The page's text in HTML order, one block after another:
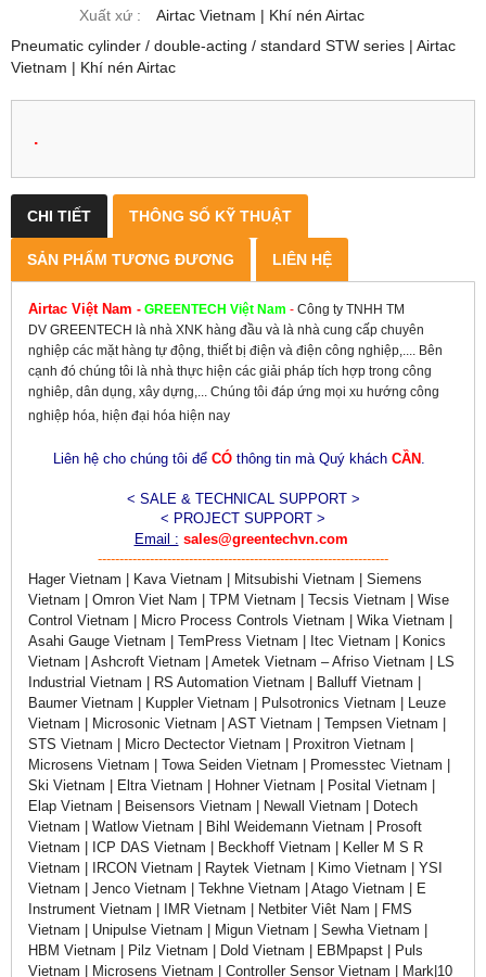
Xuất xứ :
Airtac Vietnam | Khí nén Airtac
Pneumatic cylinder / double-acting / standard STW series | Airtac
Vietnam | Khí nén Airtac
.
CHI TIẾT THÔNG SỐ KỸ THUẬT
SẢN PHẨM TƯƠNG ĐƯƠNG LIÊN HỆ
Airtac Việt Nam - GREENTECH Việt Nam - Công ty TNHH TM
DV GREENTECH là nhà XNK hàng đầu và là nhà cung cấp chuyên
nghiệp các mặt hàng tự động, thiết bị điện và điện công nghiệp,.... Bên
cạnh đó chúng tôi là nhà thực hiện các giải pháp tích hợp trong công
nghiêp, dân dụng, xây dựng,... Chúng tôi đáp ứng mọi xu hướng công
nghiệp hóa, hiện đại hóa hiện nay
Liên hệ cho chúng tôi để CÓthông tin mà Quý khách CẦN .
< SALE & TECHNICAL SUPPORT >
< PROJECT SUPPORT >
Email : sales@greentechvn.com
-------------------------------------------------------------------
Hager Vietnam | Kava Vietnam | Mitsubishi Vietnam | Siemens
Vietnam | Omron Viet Nam | TPM Vietnam | Tecsis Vietnam | Wise
Control Vietnam | Micro Process Controls Vietnam | Wika Vietnam |
Asahi Gauge Vietnam | TemPress Vietnam | Itec Vietnam | Konics
Vietnam | Ashcroft Vietnam | Ametek Vietnam – Afriso Vietnam | LS
Industrial Vietnam | RS Automation Vietnam | Balluff Vietnam |
Baumer Vietnam | Kuppler Vietnam | Pulsotronics Vietnam | Leuze
Vietnam | Microsonic Vietnam | AST Vietnam | Tempsen Vietnam |
STS Vietnam | Micro Dectector Vietnam | Proxitron Vietnam |
Microsens Vietnam | Towa Seiden Vietnam | Promesstec Vietnam |
Ski Vietnam | Eltra Vietnam | Hohner Vietnam | Posital Vietnam |
Elap Vietnam | Beisensors Vietnam | Newall Vietnam | Dotech
Vietnam | Watlow Vietnam | Bihl Weidemann Vietnam | Prosoft
Vietnam | ICP DAS Vietnam | Beckhoff Vietnam | Keller M S R
Vietnam | IRCON Vietnam | Raytek Vietnam | Kimo Vietnam | YSI
Vietnam | Jenco Vietnam | Tekhne Vietnam | Atago Vietnam | E
Instrument Vietnam | IMR Vietnam | Netbiter Viêt Nam | FMS
Vietnam | Unipulse Vietnam | Migun Vietnam | Sewha Vietnam |
HBM Vietnam | Pilz Vietnam | Dold Vietnam | EBMpapst | Puls
Vietnam | Microsens Vietnam | Controller Sensor Vietnam | Mark|10